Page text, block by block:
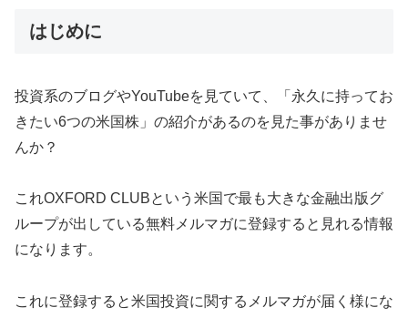
はじめに
投資系のブログやYouTubeを見ていて、「永久に持ってお
きたい6つの米国株」の紹介があるのを見た事がありませ
んか？
これOXFORD CLUBという米国で最も大きな金融出版グ
ループが出している無料メルマガに登録すると見れる情報
になります。
これに登録すると米国投資に関するメルマガが届く様にな